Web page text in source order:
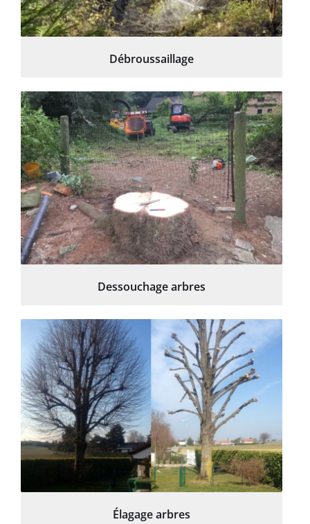
Débroussaillage
Dessouchage arbres
Élagage arbres